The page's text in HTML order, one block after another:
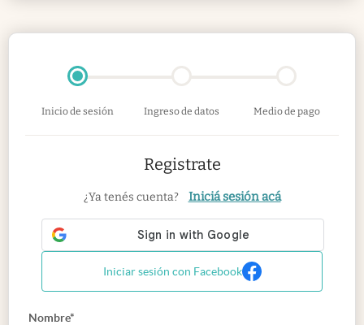
Inicio de sesión Ingreso de datos Medio de pago
Registrate
¿Ya tenés cuenta? Iniciá sesión acá
Iniciar sesión con Facebook
Nombre*